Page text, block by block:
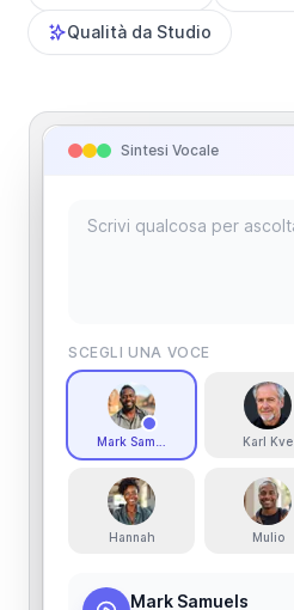
Qualità da Studio
Sintesi Vocale
SCEGLI UNA VOCE
Mark Samuels Karl Kve
Hannah Mulio
Mark Samuels